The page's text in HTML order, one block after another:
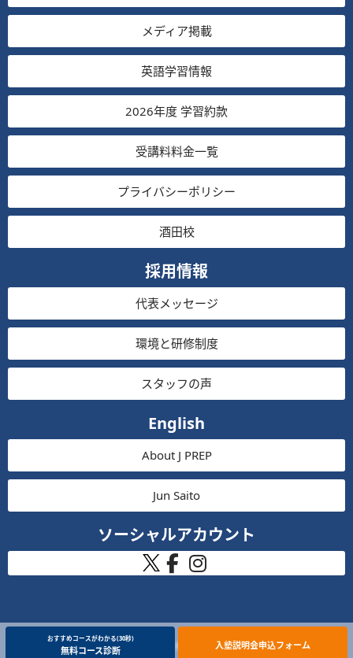
メディア掲載
英語学習情報
2026年度 学習約款
受講料料金一覧
プライバシーポリシー
酒田校
採用情報
代表メッセージ
環境と研修制度
スタッフの声
English
About J PREP
Jun Saito
ソーシャルアカウント
おすすめコースがわかる(30秒)
無料コース診断 入塾説明会申込フォーム
Copyright (C) 2026 J PREP 斉藤塾 All Rights Reserved.